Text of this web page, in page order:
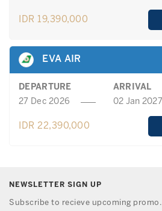
IDR 19,390,000
EVA AIR
DEPARTURE
ARRIVAL
27 Dec 2026
02 Jan 2027
IDR 22,390,000
NEWSLETTER SIGN UP
Subscribe to recieve upcoming promo.